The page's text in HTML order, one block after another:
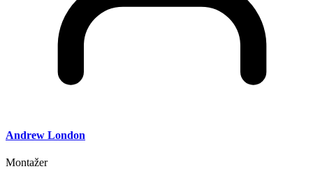
Andrew London
Montažer